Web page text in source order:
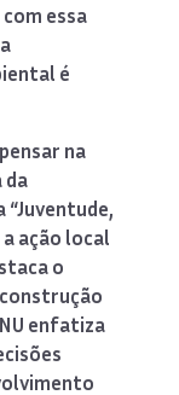
essa
é
na
da
“Juventude,
ação local
o
enfatiza